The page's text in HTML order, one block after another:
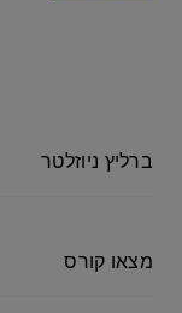
ברליץ ניוזלטר
מצאו קורס